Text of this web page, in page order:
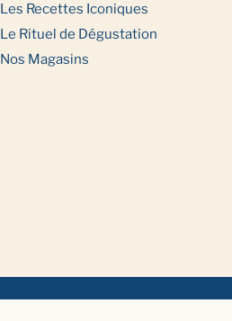
Les Recettes Iconiques
Le Rituel de Dégustation
Nos Magasins